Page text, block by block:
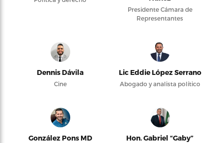
Presidente Cámara de
Representantes
Dennis Dávila
Cine
Lic Eddie López Serrano
Abogado y analista político
González Pons MD
Hon. Gabriel “Gaby”